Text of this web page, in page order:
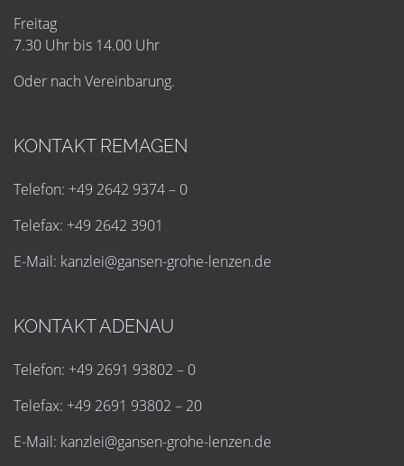
Freitag
7.30 Uhr bis 14.00 Uhr
Oder nach Vereinbarung.
KONTAKT REMAGEN
Telefon: +49 2642 9374 – 0
Telefax: +49 2642 3901
E-Mail: kanzlei@gansen-grohe-lenzen.de
KONTAKT ADENAU
Telefon: +49 2691 93802 – 0
Telefax: +49 2691 93802 – 20
E-Mail: kanzlei@gansen-grohe-lenzen.de